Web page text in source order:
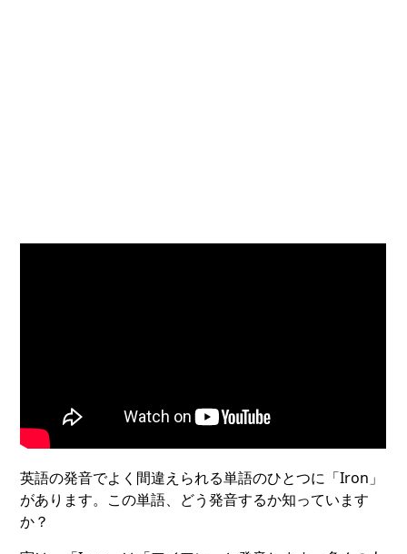
英語の発音でよく間違えられる単語のひとつに「Iron」
があります。この単語、どう発音するか知っています
か？